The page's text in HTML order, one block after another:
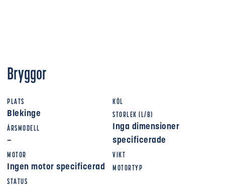
Bryggor
PLATS
Blekinge
ÅRSMODELL
–
MOTOR
Ingen motor specificerad
STATUS
KÖL
STORLEK (L/B)
Inga dimensioner
specificerade
VIKT
MOTORTYP